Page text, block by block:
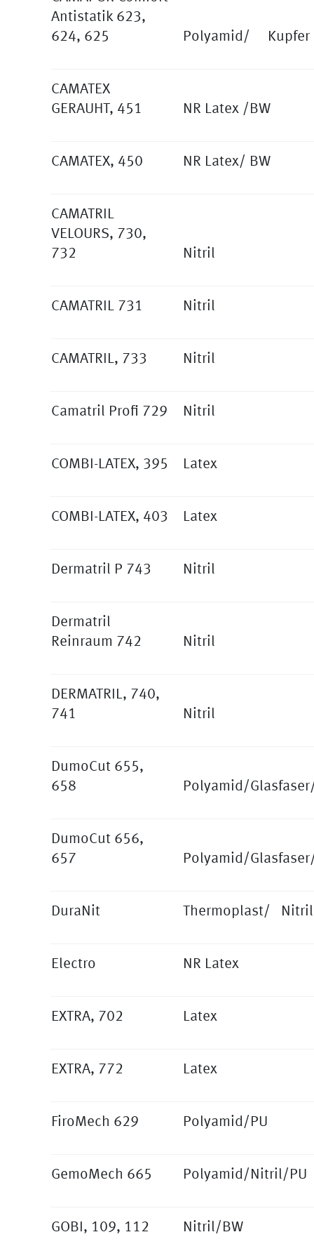
Antistatik 623,
624, 625
Polyamid/ Kupfer
CAMATEX
GERAUHT, 451
NR Latex /BW
CAMATEX, 450 NR Latex/ BW
CAMATRIL
VELOURS, 730,
732
Nitril
CAMATRIL 731 Nitril
CAMATRIL, 733 Nitril
Camatril Profi 729 Nitril
COMBI-LATEX, 395 Latex
COMBI-LATEX, 403 Latex
Dermatril P 743 Nitril
Dermatril
Reinraum 742
Nitril
DERMATRIL, 740,
741
Nitril
DumoCut 655,
658
Polyamid/
DumoCut 656,
657
Polyamid/
DuraNit Thermoplast/
Electro NR Latex
EXTRA, 702 Latex
EXTRA, 772 Latex
FiroMech 629 Polyamid/PU
GemoMech 665 Polyamid/Nitril/PU
GOBI, 109, 112 Nitril/BW